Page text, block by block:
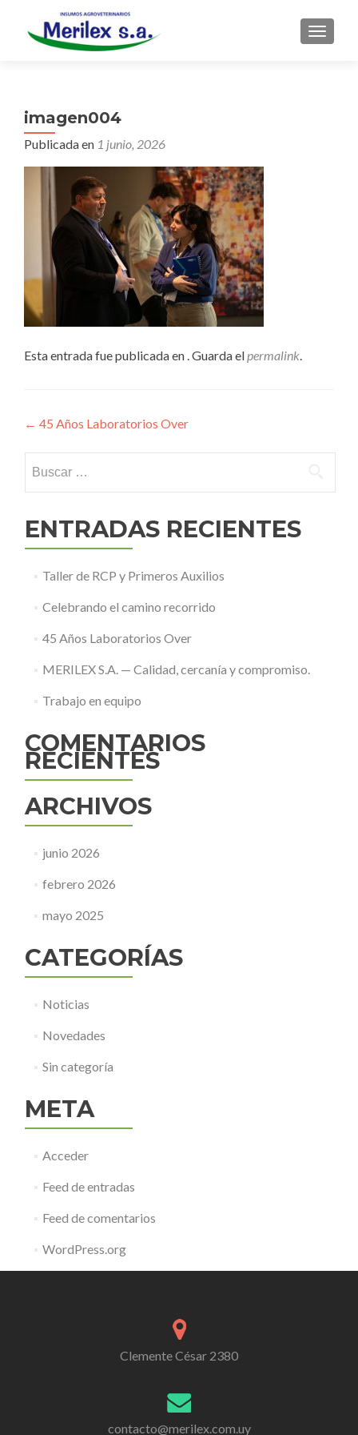
imagen004
Publicada en 1 junio, 2026
Esta entrada fue publicada en . Guarda elpermalink.
Navegación
de
entradas
← 45 Años Laboratorios Over
ENTRADAS RECIENTES
Taller de RCP y Primeros Auxilios
Celebrando el camino recorrido
45 Años Laboratorios Over
MERILEX S.A. — Calidad, cercanía y compromiso.
Trabajo en equipo
COMENTARIOS
RECIENTES
ARCHIVOS
junio 2026
febrero 2026
mayo 2025
CATEGORÍAS
Noticias
Novedades
Sin categoría
META
Acceder
Feed de entradas
Feed de comentarios
WordPress.org
Clemente César 2380
contacto@merilex.com.uy